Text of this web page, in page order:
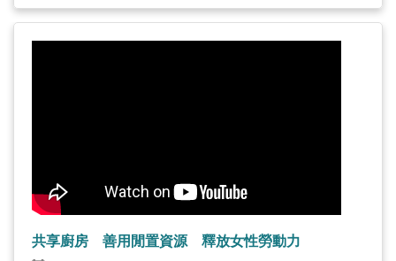
共享廚房 善用閒置資源 釋放女性勞動力